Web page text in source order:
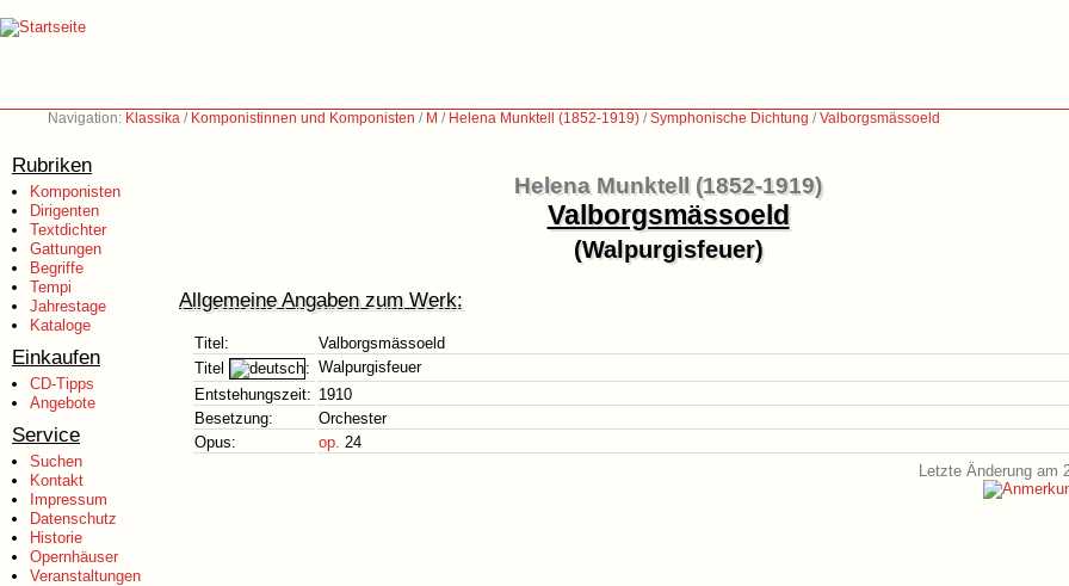
Navigation: Klassika / Komponistinnen und Komponisten / M / Helena Munktell (1852-1919) /Symphonische Dichtung /Valborgsmässoeld
Rubriken
Komponisten
Dirigenten
Textdichter
Gattungen
Begriffe
Tempi
Jahrestage
Kataloge
Einkaufen
CD-Tipps
Angebote
Service
Suchen
Kontakt
Impressum
Datenschutz
Historie
Opernhäuser
Veranstaltungen
Helena Munktell (1852-1919)
Valborgsmässoeld
(Walpurgisfeuer)
Allgemeine Angaben zum Werk:
Titel:
Valborgsmässoeld
Titel
: Walpurgisfeuer
Entstehungszeit: 1910
Besetzung:
Orchester
Opus:
op. 24
Letzte Änderung am